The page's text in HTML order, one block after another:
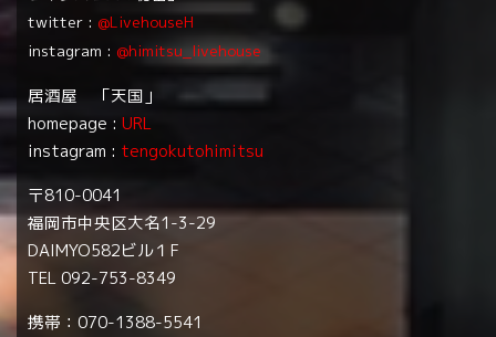
twitter : @LivehouseH
instagram : @himitsu_livehouse
居酒屋 「天国」
homepage : URL
instagram : tengokutohimitsu
〒810-0041
福岡市中央区大名1-3-29
DAIMYO582ビル１F
TEL 092-753-8349
携帯：070-1388-5541